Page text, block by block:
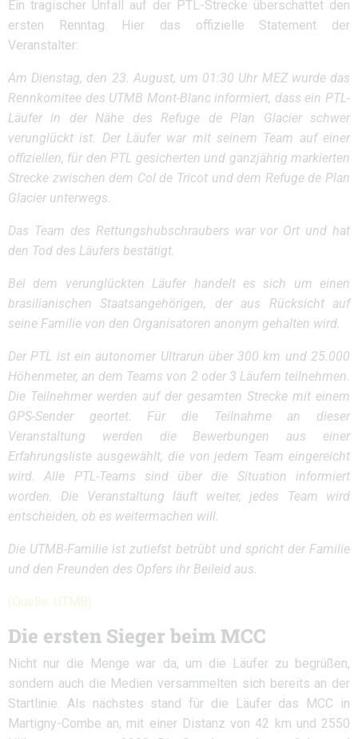
Ein tragischer Unfall auf der PTL-Strecke überschattet den
ersten Renntag. Hier das offizielle Statement der
Veranstalter:
Am Dienstag, den 23. August, um 01:30 Uhr MEZ wurde das
Rennkomitee des UTMB Mont-Blanc informiert, dass ein PTL-
Läufer in der Nähe des Refuge de Plan Glacier schwer
verunglückt ist. Der Läufer war mit seinem Team auf einer
offiziellen, für den PTL gesicherten und ganzjährig markierten
Strecke zwischen dem Col de Tricot und dem Refuge de Plan
Glacier unterwegs.
Das Team des Rettungshubschraubers war vor Ort und hat
den Tod des Läufers bestätigt.
Bei dem verunglückten Läufer handelt es sich um einen
brasilianischen Staatsangehörigen, der aus Rücksicht auf
seine Familie von den Organisatoren anonym gehalten wird.
Der PTL ist ein autonomer Ultrarun über 300 km und 25.000
Höhenmeter, an dem Teams von 2 oder 3 Läufern teilnehmen.
Die Teilnehmer werden auf der gesamten Strecke mit einem
GPS-Sender geortet. Für die Teilnahme an dieser
Veranstaltung werden die Bewerbungen aus einer
Erfahrungsliste ausgewählt, die von jedem Team eingereicht
wird.Alle PTL-Teams sind über die Situation informiert
worden. Die Veranstaltung läuft weiter, jedes Team wird
entscheiden, ob es weitermachen will.
Die UTMB-Familie ist zutiefst betrübt und spricht der Familie
und den Freunden des Opfers ihr Beileid aus.
(Quelle: UTMB)
Die ersten Sieger beim MCC
Nicht nur die Menge war da, um die Läufer zu begrüßen,
sondern auch die Medien versammelten sich bereits an der
Startlinie. Als nächstes stand für die Läufer das MCC in
Martigny-Combe an, mit einer Distanz von 42 km und 2550